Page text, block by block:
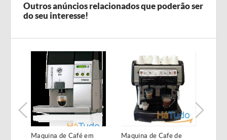
Outros anúncios relacionados que poderão ser
do seu interesse!
Maquina de Café em
Maquina de Cafe de